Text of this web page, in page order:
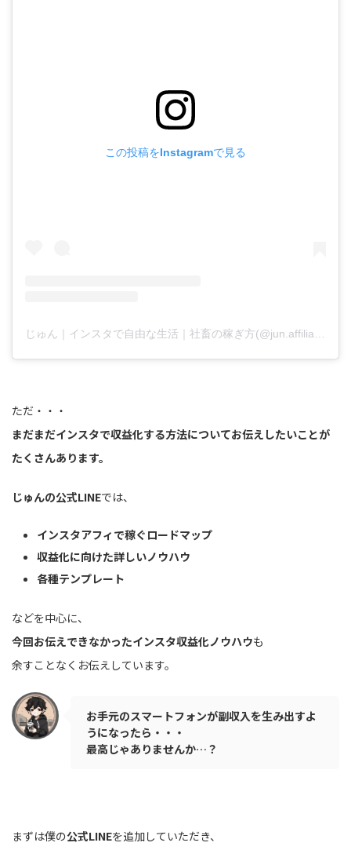
この投稿をInstagramで見る
ただ・・・
まだまだインスタで収益化する方法についてお伝えしたいことが
たくさんあります。
じゅんの公式LINEでは、
インスタアフィで稼ぐロードマップ
収益化に向けた詳しいノウハウ
各種テンプレート
などを中心に、
今回お伝えできなかったインスタ収益化ノウハウも
余すことなくお伝えしています。
お手元のスマートフォンが副収入を生み出すよ
うになったら・・・
最高じゃありませんか…？
まずは僕の公式LINEを追加していただき、